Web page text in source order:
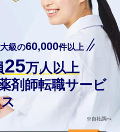
級の60,000件以上
25万人以上
剤師転職サービ
ス
※自社調べ